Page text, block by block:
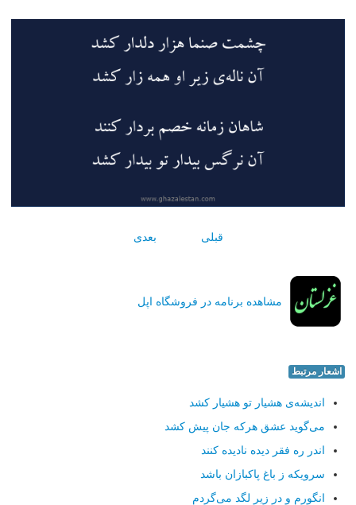
قبلی بعدی
مشاهده برنامه در فروشگاه اپل
اشعار مرتبط
اندیشه‌ی هشیار تو هشیار کشد
می‌گوید عشق هرکه جان پیش کشد
اندر ره فقر دیده نادیده کنند
سرویکه ز باغ پاکبازان باشد
انگورم و در زیر لگد می‌گردم